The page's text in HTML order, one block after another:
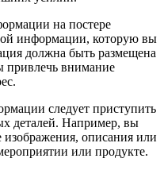
на постере
информации, которую вы
должна быть размещена
привлечь внимание
следует приступить
деталей. Например, вы
описания или
или продукте.